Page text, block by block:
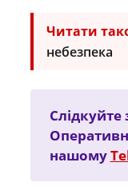
Читати
небезпека
нашому